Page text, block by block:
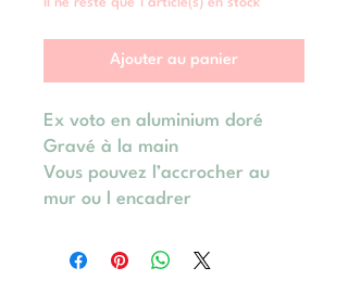
Il ne reste que 1 article(s) en stock
Ajouter au panier
Ex voto en aluminium doré
Gravé à la main
Vous pouvez l’accrocher au
mur ou l encadrer